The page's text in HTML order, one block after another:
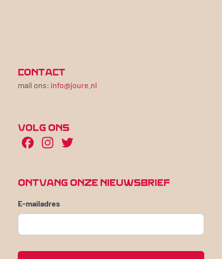
CONTACT
mail ons: info@joure.nl
VOLG ONS
Facebook
Instagram
ONTVANG ONZE NIEUWSBRIEF
E-mailadres